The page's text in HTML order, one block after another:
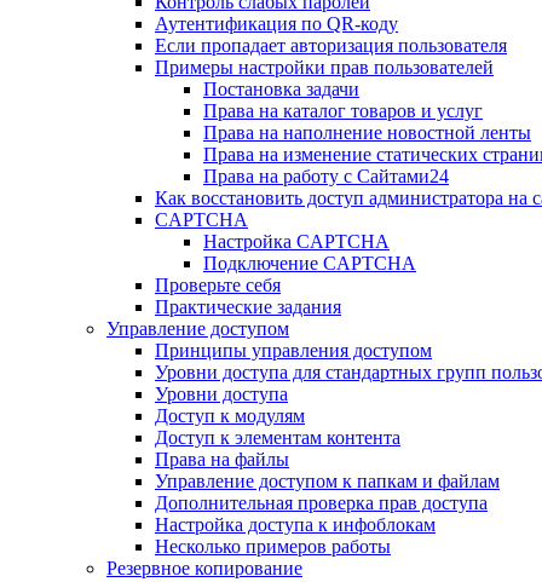
Аутентификация по QR-коду
Если пропадает авторизация пользователя
Примеры настройки прав пользователей
Постановка задачи
Права на каталог товаров и услуг
Права на наполнение новостной ленты
Права на изменение статических
Права на работу с Сайтами24
Как восстановить доступ администратора на
CAPTCHA
Настройка CAPTCHA
Подключение CAPTCHA
Проверьте себя
Практические задания
Управление доступом
Принципы управления доступом
Уровни доступа для стандартных групп
Уровни доступа
Доступ к модулям
Доступ к элементам контента
Права на файлы
Управление доступом к папкам и файлам
Дополнительная проверка прав доступа
Настройка доступа к инфоблокам
Несколько примеров работы
Резервное копирование